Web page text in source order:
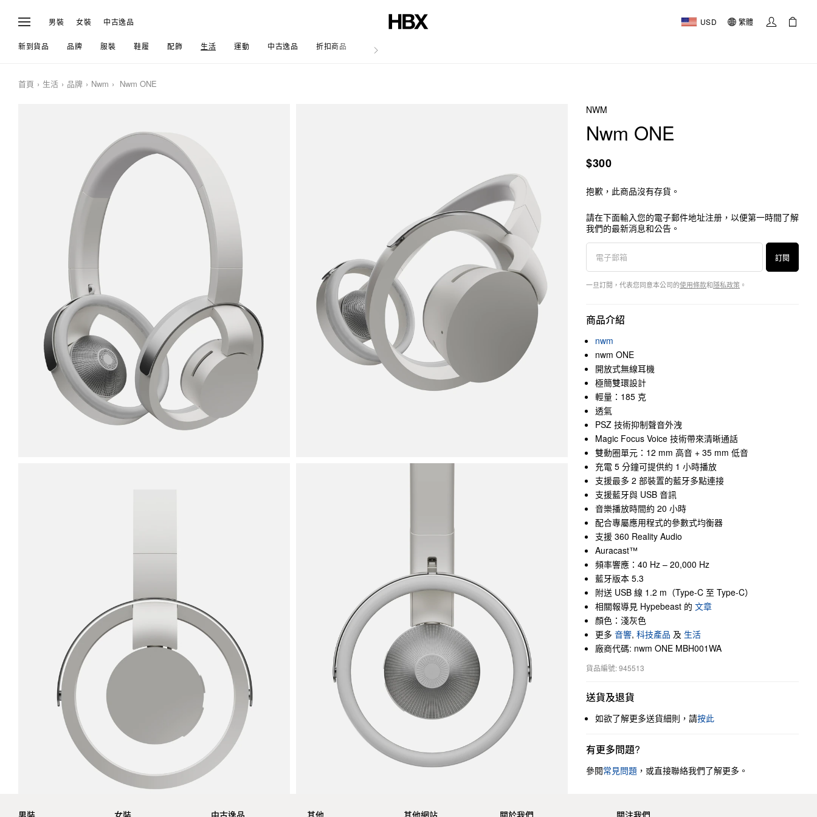
男裝 女裝 中古逸品 USD 繁體
新到貨品 品牌 服裝 鞋履 配飾 生活 運動 中古逸品 折扣商品 文章
首頁 生活 品牌 Nwm Nwm ONE
NWM
Nwm ONE
$300
抱歉，此商品沒有存貨。
請在下面輸入您的電子郵件地址注册，以便第一時間了解
我們的最新消息和公告。
訂閱
一旦訂閱，代表您同意本公司的使用條款和隱私政策 。
商品介紹
nwm
nwm ONE
開放式無線耳機
極簡雙環設計
輕量：185 克
透氣
PSZ 技術抑制聲音外洩
Magic Focus Voice 技術帶來清晰通話
雙動圈單元：12 mm 高音 + 35 mm 低音
充電 5 分鐘可提供約 1 小時播放
支援最多 2 部裝置的藍牙多點連接
支援藍牙與 USB 音訊
音樂播放時間約 20 小時
配合專屬應用程式的參數式均衡器
支援 360 Reality Audio
Auracast™
頻率響應：40 Hz – 20,000 Hz
藍牙版本 5.3
附送 USB 線 1.2 m（Type-C 至 Type-C）
相關報導見 Hypebeast 的 文章
顏色：淺灰色
更多 音響, 科技產品 及 生活
廠商代碼: nwm ONE MBH001WA
貨品編號: 945513
送貨及退貨
如欲了解更多送貨細則，請按此
有更多問題?
參閱常見問題 ，或直接聯絡我們了解更多。
男裝 女裝 中古逸品 其他 其他網站 關於我們 關注我們